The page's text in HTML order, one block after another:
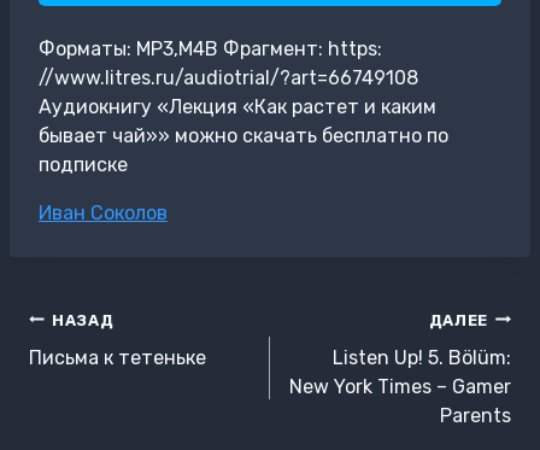
Форматы: MP3,M4B Фрагмент: https:
//www.litres.ru/audiotrial/?art=66749108
Аудиокнигу «Лекция «Как растет и каким
бывает чай»» можно скачать бесплатно по
подписке
Метки
Иван Соколов
Навигация
по
НАЗАД
Письма к тетеньке
ДАЛЕЕ
Listen Up! 5. Bölüm:
New York Times – Gamer
Parents